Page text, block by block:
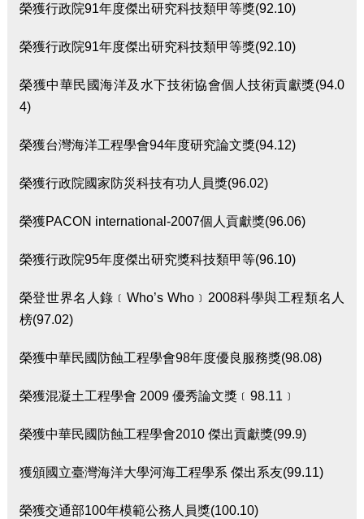
榮獲行政院91年度傑出研究科技類甲等獎(92.10)
榮獲行政院91年度傑出研究科技類甲等獎(92.10)
榮獲中華民國海洋及水下技術協會個人技術貢獻獎(94.0
4)
榮獲台灣海洋工程學會94年度研究論文獎(94.12)
榮獲行政院國家防災科技有功人員獎(96.02)
榮獲PACON international-2007個人貢獻獎(96.06)
榮獲行政院95年度傑出研究獎科技類甲等(96.10)
榮登世界名人錄﹝Who’s Who﹞2008科學與工程類名人
榜(97.02)
榮獲中華民國防蝕工程學會98年度優良服務獎(98.08)
榮獲混凝土工程學會 2009 優秀論文獎﹝98.11﹞
榮獲中華民國防蝕工程學會2010 傑出貢獻獎(99.9)
獲頒國立臺灣海洋大學河海工程學系 傑出系友(99.11)
榮獲交通部100年模範公務人員獎(100.10)